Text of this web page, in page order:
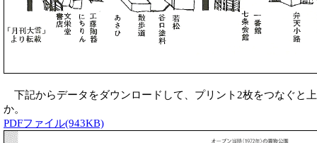
下記からデータをダウンロードして、プリント2枚をつなぐと
か。
PDFファイル(943KB)